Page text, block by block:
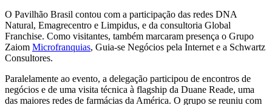
O Pavilhão Brasil contou com a participação das redes DNA
Natural, Emagrecentro e Limpidus, e da consultoria Global
Franchise. Como visitantes, também marcaram presença o Grupo
Zaiom Microfranquias, Guia-se Negócios pela Internet e a Schwartz
Consultores.
Paralelamente ao evento, a delegação participou de encontros de
negócios e de uma visita técnica à flagship da Duane Reade, uma
das maiores redes de farmácias da América. O grupo se reuniu com